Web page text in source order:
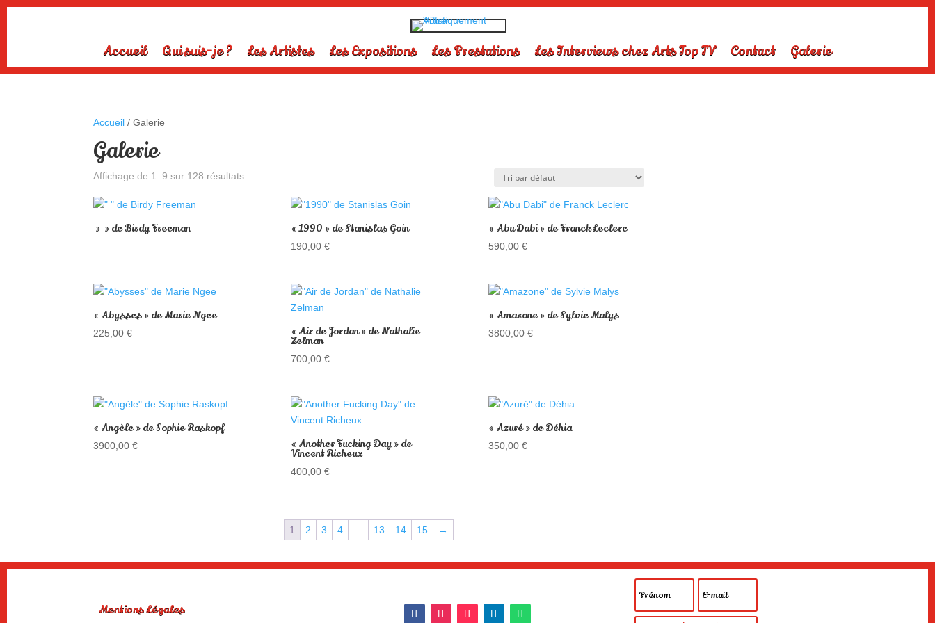
Accueil Qui suis-je ? Les Artistes Les Expositions Les Prestations Les Interviews chez Arts Top TV Contact Galerie
Accueil / Galerie
Galerie
Affichage de 1–9 sur 128 résultats
» » de Birdy Freeman « 1990 » de Stanislas Goin
190,00 €
« Abu Dabi » de Franck Leclerc
590,00 €
« Abysses » de Marie Ngee
225,00€ « Air de Jordan » de Nathalie
Zelman
700,00 €
« Amazone » de Sylvie Malys
3800,00 €
« Angèle » de Sophie Raskopf
3900,00€ « Another Fucking Day » de
Vincent Richeux
400,00 €
« Azuré » de Déhia
350,00 €
1 2 3 4 13 14 15 →
Mentions Légales